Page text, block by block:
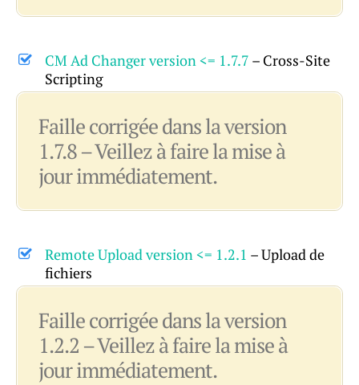
CM Ad Changer version <= 1.7.7 – Cross-Site
Scripting
Faille corrigée dans la version
1.7.8 – Veillez à faire la mise à
jour immédiatement.
Remote Upload version <= 1.2.1 – Upload de
fichiers
Faille corrigée dans la version
1.2.2 – Veillez à faire la mise à
jour immédiatement.